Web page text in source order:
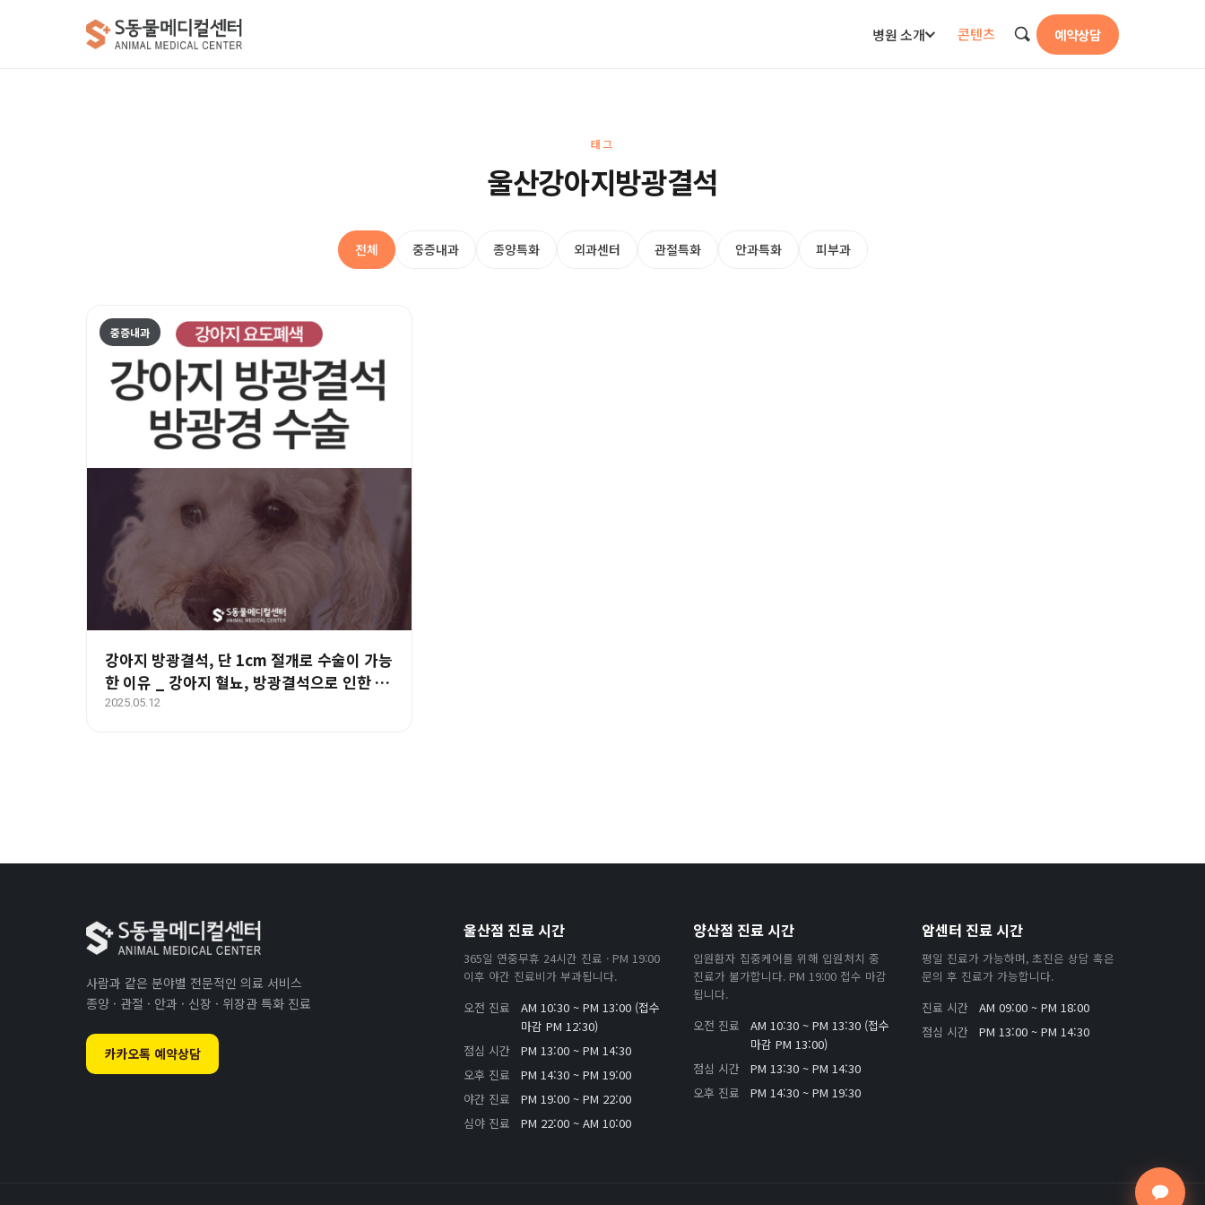
병원 소개 콘텐츠 예약상담
태그
울산강아지방광결석
전체 중증내과 종양특화 외과센터 관절특화 안과특화 피부과
중증내과
강아지 방광결석, 단 1cm 절개로 수술이 가능
한 이유 _ 강아지 혈뇨, 방광결석으로 인한 요
도폐색 – 울산 강아지 방광경
2025.05.12
사람과 같은 분야별 전문적인 의료 서비스
종양 · 관절 · 안과 · 신장 · 위장관 특화 진료
카카오톡 예약상담
울산점 진료 시간
365일 연중무휴 24시간 진료 · PM 19:00
이후 야간 진료비가 부과됩니다.
오전 진료
AM 10:30 ~ PM 13:00 (접수
마감 PM 12:30)
점심 시간
PM 13:00 ~ PM 14:30
오후 진료
PM 14:30 ~ PM 19:00
야간 진료
PM 19:00 ~ PM 22:00
심야 진료
PM 22:00 ~ AM 10:00
양산점 진료 시간
입원환자 집중케어를 위해 입원처치 중
진료가 불가합니다. PM 19:00 접수 마감
됩니다.
오전 진료
AM 10:30 ~ PM 13:30 (접수
마감 PM 13:00)
점심 시간
PM 13:30 ~ PM 14:30
오후 진료
PM 14:30 ~ PM 19:30
암센터 진료 시간
평일 진료가 가능하며, 초진은 상담 혹은
문의 후 진료가 가능합니다.
진료 시간
AM 09:00 ~ PM 18:00
점심 시간
PM 13:00 ~ PM 14:30